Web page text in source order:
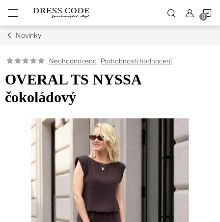
obsah
Novinky
Neohodnoceno Podrobnosti hodnocení
OVERAL TS NYSSA
čokoládový